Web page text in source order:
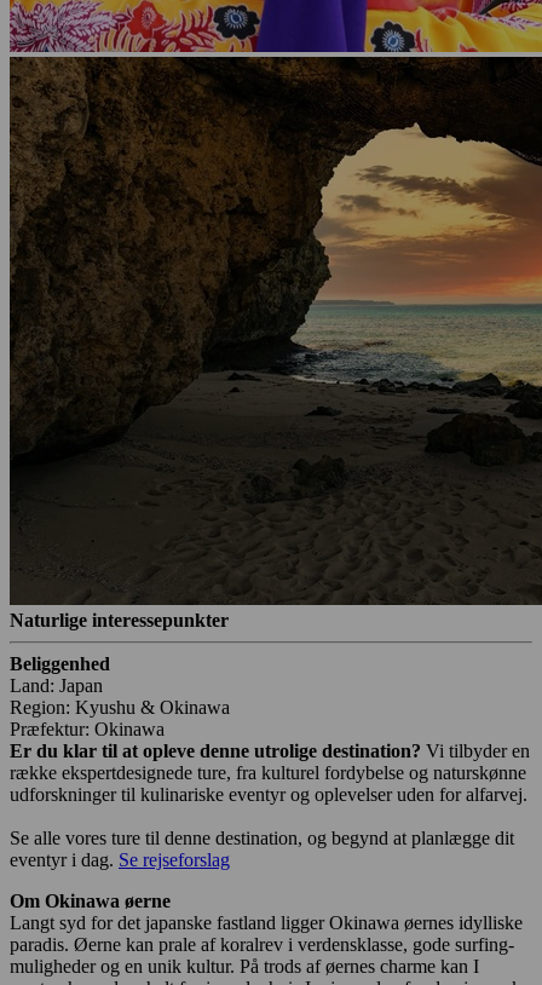
Naturlige interessepunkter
Beliggenhed
Land: Japan
Region: Kyushu & Okinawa
Præfektur: Okinawa
Er du klar til at opleve denne utrolige destination? Vi tilbyder en
række ekspertdesignede ture, fra kulturel fordybelse og naturskønne
udforskninger til kulinariske eventyr og oplevelser uden for alfarvej.
Se alle vores ture til denne destination, og begynd at planlægge dit
eventyr i dag. Se rejseforslag
Om Okinawa øerne
Langt syd for det japanske fastland ligger Okinawa øernes idylliske
paradis. Øerne kan prale af koralrev i verdensklasse, gode surfing-
muligheder og en unik kultur. På trods af øernes charme kan I